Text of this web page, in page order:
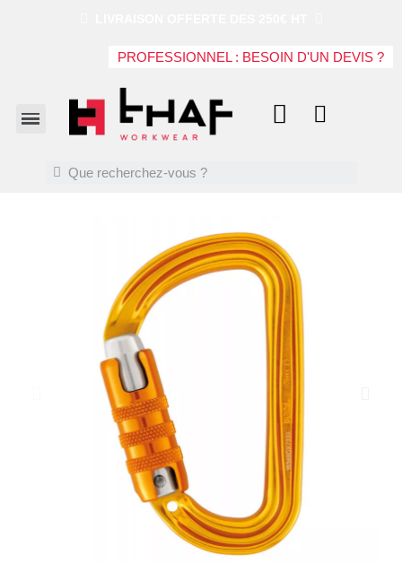
PROFESSIONNEL : BESOIN D'UN DEVIS ?